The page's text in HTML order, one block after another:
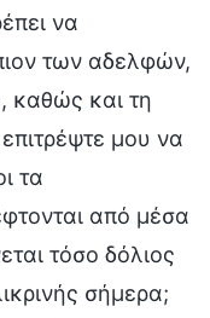
να
των αδελφών,
καθώς και τη
μου να
τα
από μέσα
τόσο δόλιος
σήμερα;